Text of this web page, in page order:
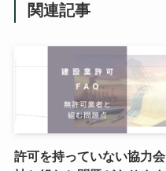
関連記事
許可を持っていない協力会